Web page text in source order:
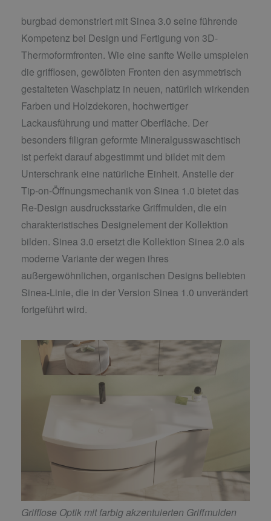
burgbad demonstriert mit Sinea 3.0 seine führende
Kompetenz bei Design und Fertigung von 3D-
Thermoformfronten. Wie eine sanfte Welle umspielen
die grifflosen, gewölbten Fronten den asymmetrisch
gestalteten Waschplatz in neuen, natürlich wirkenden
Farben und Holzdekoren, hochwertiger
Lackausführung und matter Oberfläche. Der
besonders filigran geformte Mineralgusswaschtisch
ist perfekt darauf abgestimmt und bildet mit dem
Unterschrank eine natürliche Einheit. Anstelle der
Tip-on-Öffnungsmechanik von Sinea 1.0 bietet das
Re-Design ausdrucksstarke Griffmulden, die ein
charakteristisches Designelement der Kollektion
bilden. Sinea 3.0 ersetzt die Kollektion Sinea 2.0 als
moderne Variante der wegen ihres
außergewöhnlichen, organischen Designs beliebten
Sinea-Linie, die in der Version Sinea 1.0 unverändert
fortgeführt wird.
Grifflose Optik mit farbig akzentuierten Griffmulden